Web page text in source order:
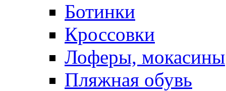
Ботинки
Кроссовки
Лоферы, мокасины
Пляжная обувь